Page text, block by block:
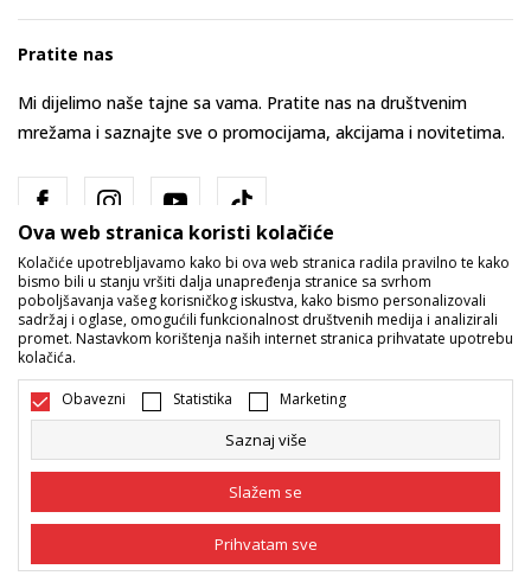
Pratite nas
Mi dijelimo naše tajne sa vama. Pratite nas na društvenim
mrežama i saznajte sve o promocijama, akcijama i novitetima.
Bosna i Hercegovina Promijenite
Nastojimo da budemo što precizniji u opisu proizvoda, prikazu slika i
samih cijena, ali ne možemo garantovati da su sve informacije kompletne
i bez grešaka. Svi artikli prikazani na sajtu su dio naše ponude i ne
Ova web stranica koristi kolačiće
Kolačiće upotrebljavamo kako bi ova web stranica radila pravilno te kako
bismo bili u stanju vršiti dalja unapređenja stranice sa svrhom
poboljšavanja vašeg korisničkog iskustva, kako bismo personalizovali
sadržaj i oglase, omogućili funkcionalnost društvenih medija i analizirali
promet. Nastavkom korištenja naših internet stranica prihvatate upotrebu
kolačića.
Obavezni Statistika Marketing
Saznaj više
Slažem se
Prihvatam sve